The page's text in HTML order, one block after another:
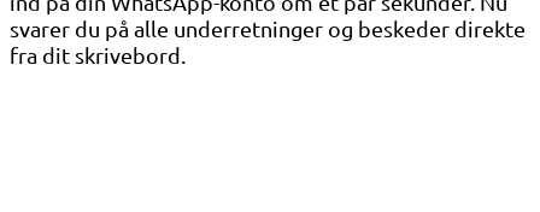
svarer du på alle underretninger og beskeder direkte
fra dit skrivebord.